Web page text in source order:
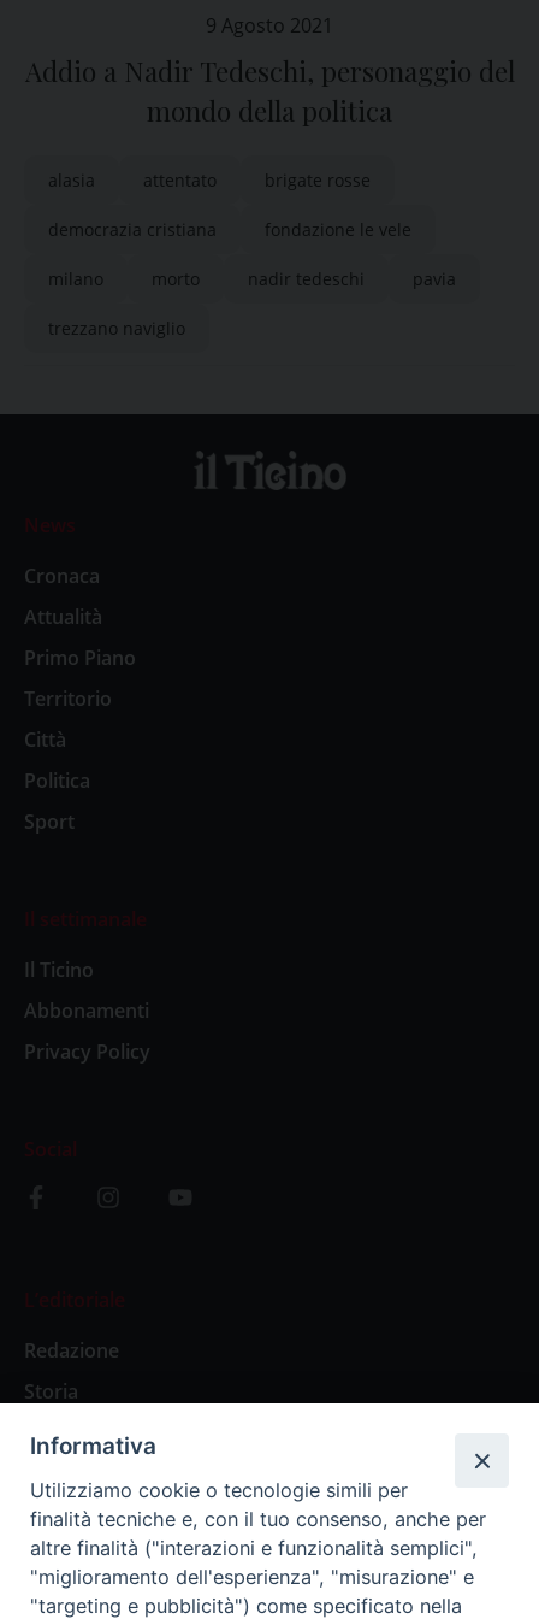
9 Agosto 2021
Addio a Nadir Tedeschi, personaggio del
mondo della politica
alasia attentato brigate rosse
democrazia cristiana fondazione le vele
milano morto nadir tedeschi pavia
trezzano naviglio
News
Cronaca
Attualità
Primo Piano
Territorio
Città
Politica
Sport
Il settimanale
Il Ticino
Abbonamenti
Privacy Policy
Social
L’editoriale
Redazione
Storia
Abbonamenti
Abbonamento Annuale Digitale
Abbonamento Annuale Cartaceo
Informativa
Utilizziamo cookie o tecnologie simili per
finalità tecniche e, con il tuo consenso, anche per
altre finalità ("interazioni e funzionalità semplici",
"miglioramento dell'esperienza", "misurazione" e
"targeting e pubblicità") come specificato nella